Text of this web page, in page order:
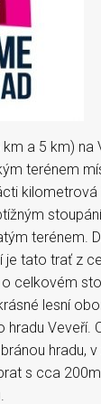
a 5 km) na
terénem
terénem.
tato trať z
o celkovém
lesní
hradu Veveří.
hradu,
s cca